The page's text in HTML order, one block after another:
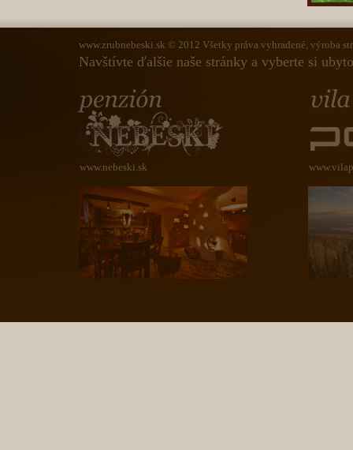
www.zrubnebeski.sk © 2012 Všetky práva vyhradené, výroba
Navštívte ďalšie naše stránky a vyberte si
www.nebeski.sk